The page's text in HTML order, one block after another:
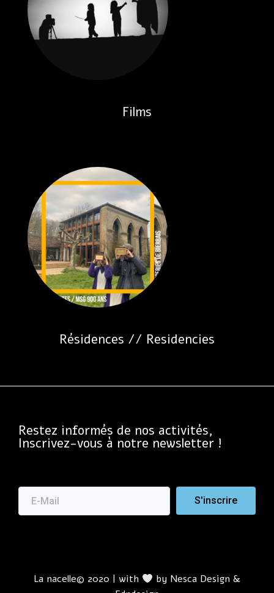
Films
Résidences // Residencies​
Restez informés de nos activités,
Inscrivez-vous à notre newsletter !
S'inscrire
La nacelle© 2020 | with by Nesca Design &